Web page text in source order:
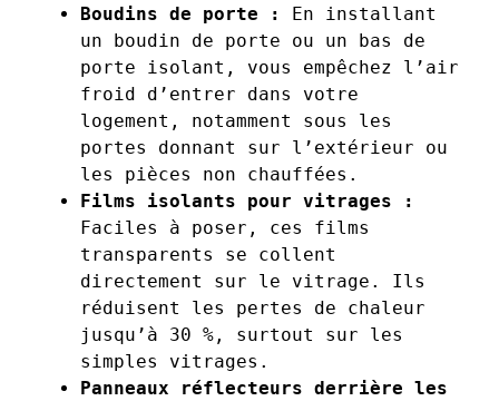
Boudins de porte :
En installant
un boudin de porte ou un bas de
porte isolant, vous empêchez l’air
froid d’entrer dans votre
logement, notamment sous les
portes donnant sur l’extérieur ou
les pièces non chauffées.
Films isolants pour vitrages :
Faciles à poser, ces films
transparents se collent
directement sur le vitrage. Ils
réduisent les pertes de chaleur
jusqu’à 30 %, surtout sur les
simples vitrages.
Panneaux réflecteurs derrière les